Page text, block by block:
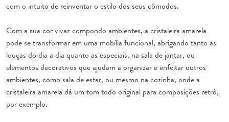
com o intuito de reinventar o estilo dos seus cômodos.
Com a sua cor vivaz compondo ambientes, a cristaleira amarela
pode se transformar em uma mobília funcional, abrigando tanto as
louças do dia a dia quanto as especiais, na sala de jantar, ou
elementos decorativos que ajudam a organizar e enfeitar outros
ambientes, como sala de estar, ou mesmo na cozinha, onde a
cristaleira amarela dá um tom todo original para composições retrô,
por exemplo.